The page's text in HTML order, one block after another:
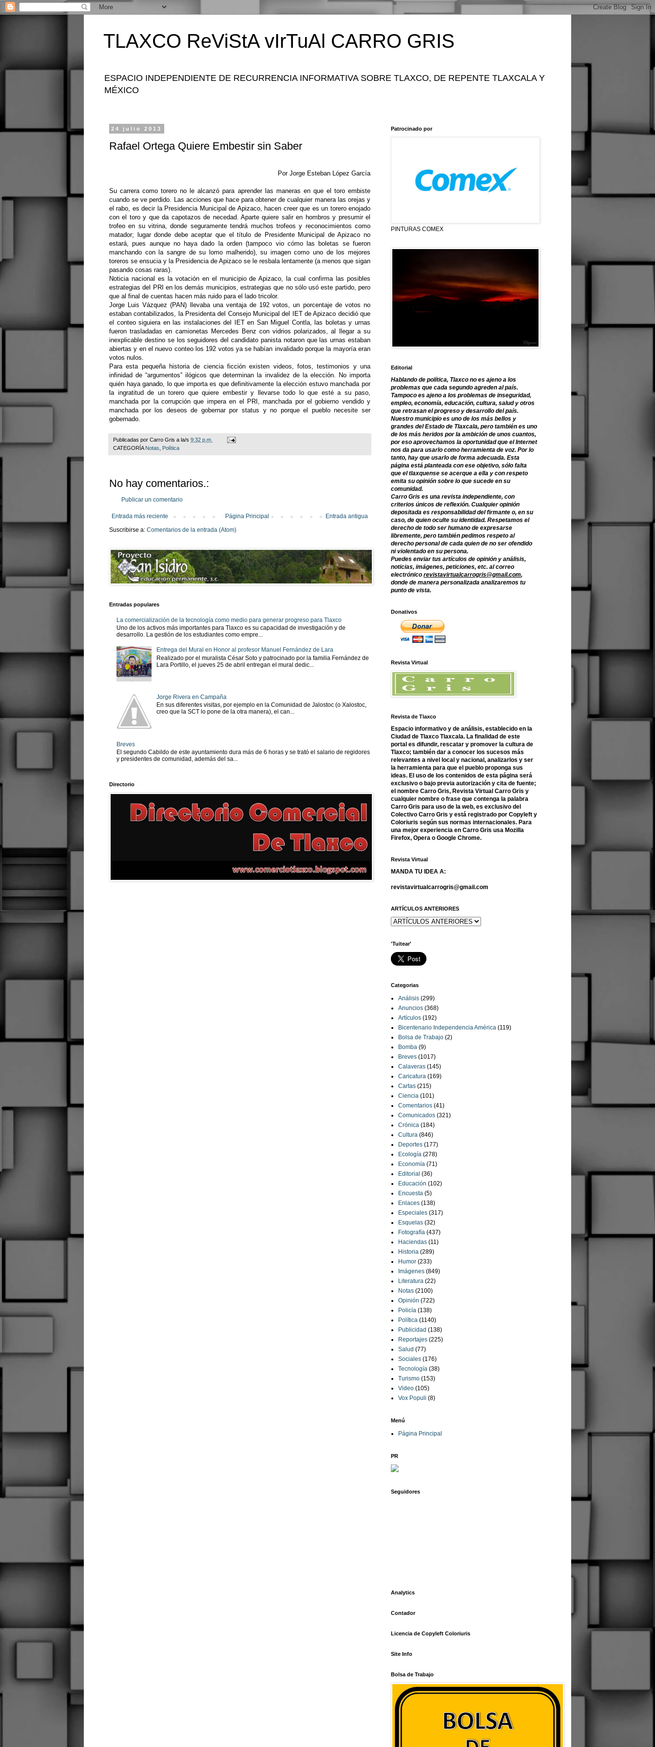
TLAXCO ReViStA vIrTuAl CARRO GRIS
ESPACIO INDEPENDIENTE DE RECURRENCIA INFORMATIVA SOBRE TLAXCO, DE REPENTE TLAXCALA Y
MÉXICO
24 julio 2013
Rafael Ortega Quiere Embestir sin Saber
Por Jorge Esteban López García
Su carrera como torero no le alcanzó para aprender las maneras en que el toro embiste
cuando se ve perdido. Las acciones que hace para obtener de cualquier manera las orejas y
el rabo, es decir la Presidencia Municipal de Apizaco, hacen creer que es un torero enojado
con el toro y que da capotazos de necedad. Aparte quiere salir en hombros y presumir el
trofeo en su vitrina, donde seguramente tendrá muchos trofeos y reconocimientos como
matador; lugar donde debe aceptar que el título de Presidente Municipal de Apizaco no
estará, pues aunque no haya dado la orden (tampoco vio cómo las boletas se fueron
manchando con la sangre de su lomo malherido), su imagen como uno de los mejores
toreros se ensucia y la Presidencia de Apizaco se le resbala lentamente (a menos que sigan
pasando cosas raras).
Noticia nacional es la votación en el municipio de Apizaco, la cual confirma las posibles
estrategias del PRI en los demás municipios, estrategias que no sólo usó este partido, pero
que al final de cuentas hacen más ruido para el lado tricolor.
Jorge Luis Vázquez (PAN) llevaba una ventaja de 192 votos, un porcentaje de votos no
estaban contabilizados, la Presidenta del Consejo Municipal del IET de Apizaco decidió que
el conteo siguiera en las instalaciones del IET en San Miguel Contla, las boletas y urnas
fueron trasladadas en camionetas Mercedes Benz con vidrios polarizados, al llegar a su
inexplicable destino se los seguidores del candidato panista notaron que las urnas estaban
abiertas y en el nuevo conteo los 192 votos ya se habían invalidado porque la mayoría eran
votos nulos.
Para esta pequeña historia de ciencia ficción existen videos, fotos, testimonios y una
infinidad de “argumentos” ilógicos que determinan la invalidez de la elección. No importa
quién haya ganado, lo que importa es que definitivamente la elección estuvo manchada por
la ingratitud de un torero que quiere embestir y llevarse todo lo que esté a su paso,
manchada por la corrupción que impera en el PRI, manchada por el gobierno vendido y
manchada por los deseos de gobernar por status y no porque el pueblo necesite ser
gobernado.
Publicadas por Carro Gris a la/s 9:32 p.m.
CATEGORÍA Notas Política
No hay comentarios.:
Publicar un comentario
Entrada más reciente Entrada antigua
Página Principal
Suscribirse a: Comentarios de la entrada (Atom)
Entradas populares
La comercialización de la tecnología como medio para generar progreso para Tlaxco
Uno de los activos más importantes para Tlaxco es su capacidad de investigación y de
desarrollo. La gestión de los estudiantes como empre...
Entrega del Mural en Honor al profesor Manuel Fernández de Lara
Realizado por el muralista César Soto y patrocinado por la familia Fernández de
Lara Portillo, el jueves 25 de abril entregan el mural dedic...
Jorge Rivera en Campaña
En sus diferentes visitas, por ejemplo en la Comunidad de Jalostoc (o Xalostoc,
creo que la SCT lo pone de la otra manera), el can...
Breves
El segundo Cabildo de este ayuntamiento dura más de 6 horas y se trató el salario de regidores
y presidentes de comunidad, además del sa...
Directorio
Patrocinado por
PINTURAS COMEX
Editorial
Hablando de política, Tlaxco no es ajeno a los
problemas que cada segundo agreden al país.
Tampoco es ajeno a los problemas de inseguridad,
empleo, economía, educación, cultura, salud y otros
que retrasan el progreso y desarrollo del país.
Nuestro municipio es uno de los más bellos y
grandes del Estado de Tlaxcala, pero también es uno
de los más heridos por la ambición de unos cuantos,
por eso aprovechamos la oportunidad que el Internet
nos da para usarlo como herramienta de voz. Por lo
tanto, hay que usarlo de forma adecuada. Esta
página está planteada con ese objetivo, sólo falta
que el tlaxquense se acerque a ella y con respeto
emita su opinión sobre lo que sucede en su
comunidad.
Carro Gris es una revista independiente, con
criterios únicos de reflexión. Cualquier opinión
depositada es responsabilidad del firmante o, en su
caso, de quien oculte su identidad. Respetamos el
derecho de todo ser humano de expresarse
libremente, pero también pedimos respeto al
derecho personal de cada quien de no ser ofendido
ni violentado en su persona.
Puedes enviar tus artículos de opinión y análisis,
noticias, imágenes, peticiones, etc. al correo
electrónico revistavirtualcarrogris@gmail.com,
donde de manera personalizada analizaremos tu
punto de vista.
Donativos
Revista Virtual
Revista de Tlaxco
Espacio informativo y de análisis, establecido en la
Ciudad de Tlaxco Tlaxcala. La finalidad de este
portal es difundir, rescatar y promover la cultura de
Tlaxco; también dar a conocer los sucesos más
relevantes a nivel local y nacional, analizarlos y ser
la herramienta para que el pueblo proponga sus
ideas. El uso de los contenidos de esta página será
exclusivo o bajo previa autorización y cita de fuente;
el nombre Carro Gris, Revista Virtual Carro Gris y
cualquier nombre o frase que contenga la palabra
Carro Gris para uso de la web, es exclusivo del
Colectivo Carro Gris y está registrado por Copyleft y
Coloriuris según sus normas internacionales. Para
una mejor experiencia en Carro Gris usa Mozilla
Firefox, Opera o Google Chrome.
Revista Virtual
MANDA TU IDEA A:
revistavirtualcarrogris@gmail.com
ARTÍCULOS ANTERIORES
'Tuitear'
Categorias
Análisis (299)
Anuncios (368)
Artículos (192)
Bicentenario Independencia América (119)
Bolsa de Trabajo (2)
Bomba (9)
Breves (1017)
Calaveras (145)
Caricatura (169)
Cartas (215)
Ciencia (101)
Comentarios (41)
Comunicados (321)
Crónica (184)
Cultura (846)
Deportes (177)
Ecología (278)
Economía (71)
Editorial (36)
Educación (102)
Encuesta (5)
Enlaces (138)
Especiales (317)
Esquelas (32)
Fotografía (437)
Haciendas (11)
Historia (289)
Humor (233)
Imágenes (849)
Literatura (22)
Notas (2100)
Opinión (722)
Policía (138)
Política (1140)
Publicidad (138)
Reportajes (225)
Salud (77)
Sociales (176)
Tecnología (38)
Turismo (153)
Video (105)
Vox Populi (8)
Menú
Página Principal
PR
Seguidores
Analytics
Contador
Licencia de Copyleft Coloriuris
Site Info
Bolsa de Trabajo